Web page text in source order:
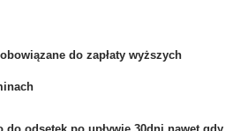
do zapłaty wyższych